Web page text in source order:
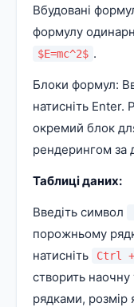
Вбудовані
формулу
$E=mc^2$ .
Блоки формул:
натисніть Enter.
окремий блок
рендерингом за
Таблиці даних:
Введіть символ
порожньому
натисніть
Ctrl
створить
рядками, розмір